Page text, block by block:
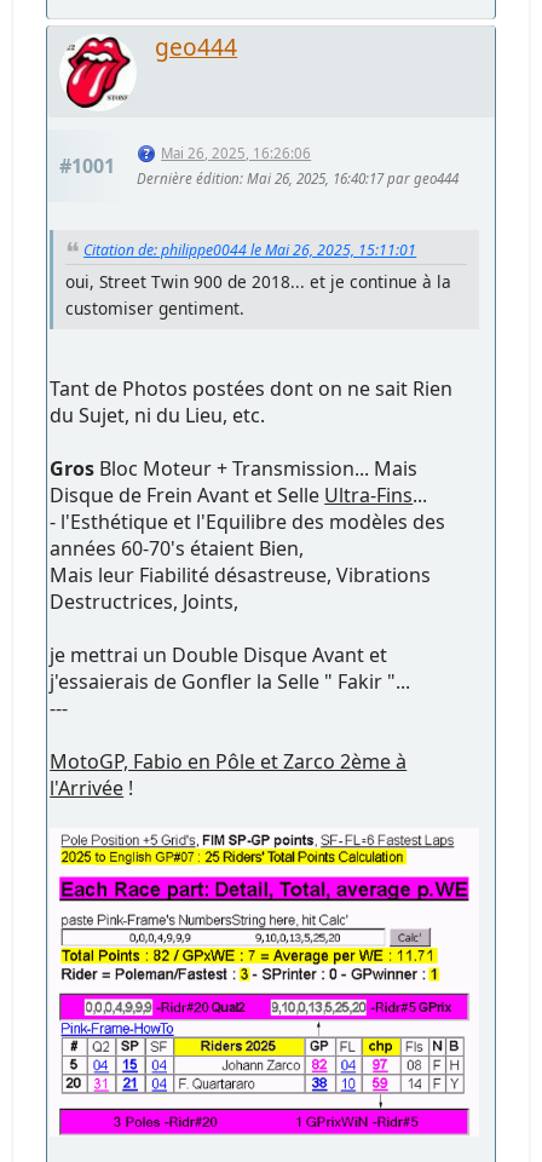
geo444
#1001
Mai 26, 2025, 16:26:06
Dernière édition: Mai 26, 2025, 16:40:17 par geo444
Citation de: philippe0044 le Mai 26, 2025, 15:11:01
oui, Street Twin 900 de 2018... et je continue à la
customiser gentiment.
Tant de Photos postées dont on ne sait Rien
du Sujet, ni du Lieu, etc.
Gros Bloc Moteur + Transmission... Mais
Disque de Frein Avant et Selle Ultra-Fins...
- l'Esthétique et l'Equilibre des modèles des
années 60-70's étaient Bien,
Mais leur Fiabilité désastreuse, Vibrations
Destructrices, Joints,
je mettrai un Double Disque Avant et
j'essaierais de Gonfler la Selle " Fakir "...
---
MotoGP, Fabio en Pôle et Zarco 2ème à
l'Arrivée !